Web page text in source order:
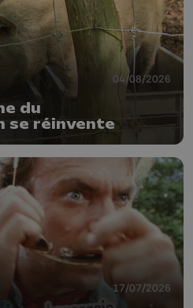
04/08/2026
du
se réinvente
17/07/2026